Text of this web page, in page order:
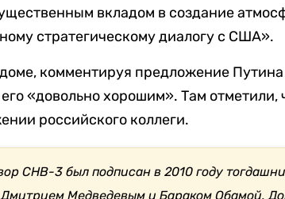
вкладом в создание
стратегическому диалогу с США».
комментируя предложение
«довольно хорошим». Там отметили,
российского коллеги.
СНВ-3 был подписан в 2010 году
Медведевым и Бараком Обамой.